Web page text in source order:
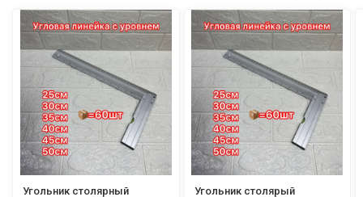
Угольник столярный
Угольник столярый